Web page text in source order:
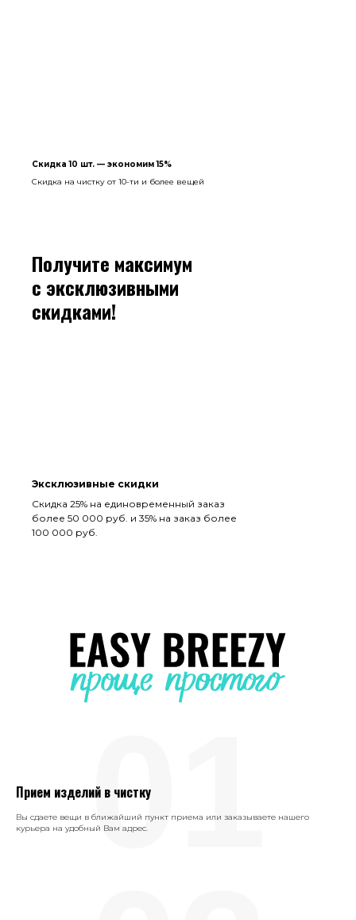
Скидка 10 шт. — экономим 15%
Скидка на чистку от 10-ти и более вещей
Получите максимум
с эксклюзивными
скидками!
Эксклюзивные скидки
Скидка 25% на единовременный заказ
более 50 000 руб. и 35% на заказ более
100 000 руб.
Прием изделий в чистку
Вы сдаете вещи в ближайший пункт приема или заказываете нашего
курьера на удобный Вам адрес.01